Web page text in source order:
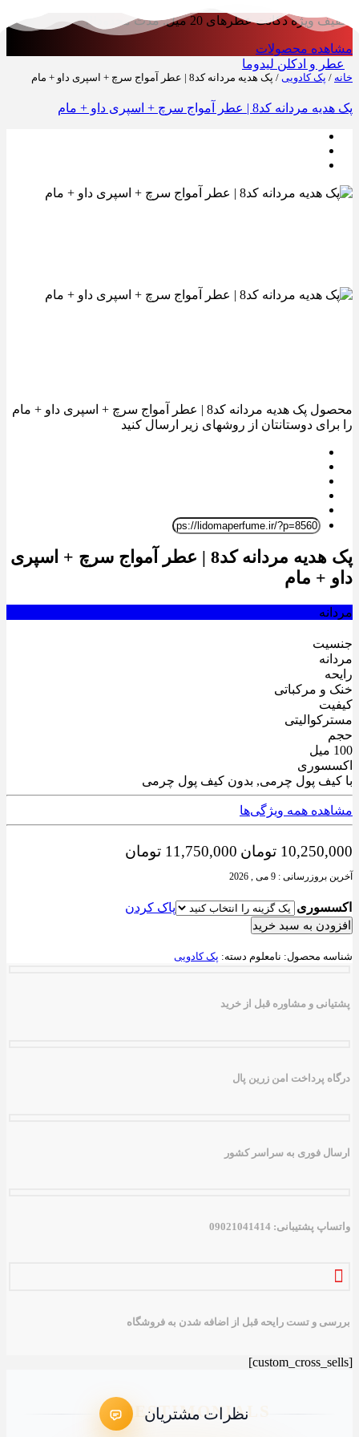
دکانت عطرهای 20 میل. مدت محدود!!!
محصولات
و ادکلن لیدوما
پک کادویی/ پک هدیه مردانه کد8 | عطر آمواج سرچ + اسپری داو + مام
| عطر آمواج سرچ + اسپری داو + مام
محصول پک هدیه مردانه کد8 | عطر آمواج سرچ + اسپری داو + مام
دوستانتان از روشهای زیر ارسال کنید
پک هدیه مردانه کد8 | عطر آمواج سرچ + اسپری
+ مام
مرکباتی
پول چرمی, بدون کیف پول چرمی
همه ویژگی‌ها
تومان11,750,000 تومانمحدوده
قیمت:
11,750,000 تومان
: 9 می , 2026
پاک کردن
به سبد خرید
محصول:نامعلوم دسته:پک کادویی
و مشاوره قبل از خرید
پرداخت امن زرین پال
فوری به سراسر کشور
09021041414
و تست رایحه قبل از اضافه شدن به فروشگاه
نظرات مشتریان